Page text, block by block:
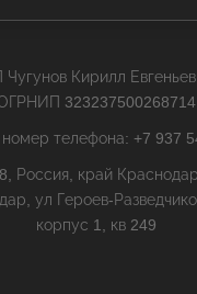
Чугунов Кирилл
323237500268714
телефона: +7 937
Россия, край
ул Героев-
корпус 1, кв 249
вы даете
согласие на